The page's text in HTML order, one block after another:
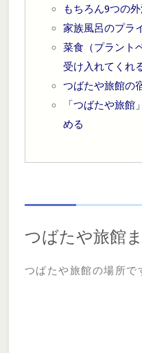
もちろん9つの
家族風呂のプラ
菜食（プラント
受け入れてくれ
つばたや旅館の
「つばたや旅館
める
つばたや旅館
つばたや旅館の場所で